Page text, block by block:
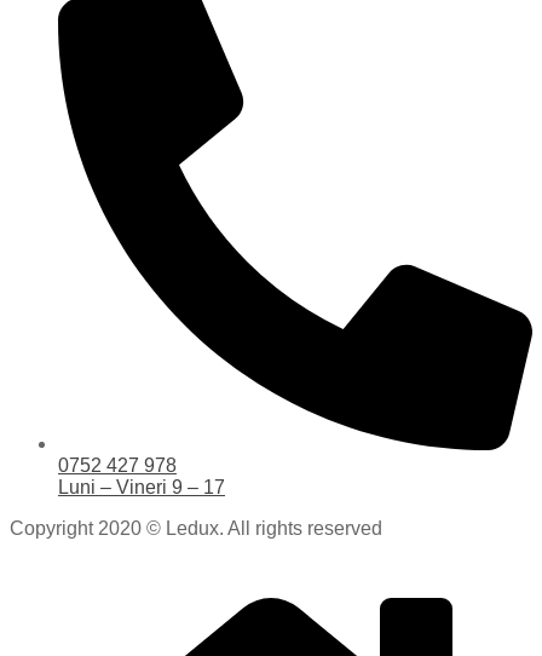
0752 427 978
Luni – Vineri 9 – 17
Copyright 2020 © Ledux. All rights reserved